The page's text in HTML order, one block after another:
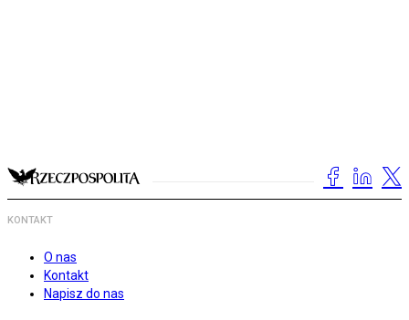
KONTAKT
O nas
Kontakt
Napisz do nas